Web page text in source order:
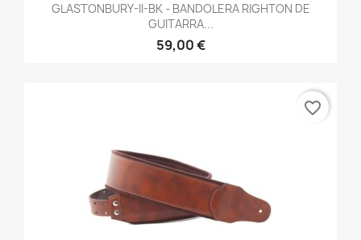
GLASTONBURY-II-BK - BANDOLERA RIGHTON DE
GUITARRA...
59,00 €
favorite_border